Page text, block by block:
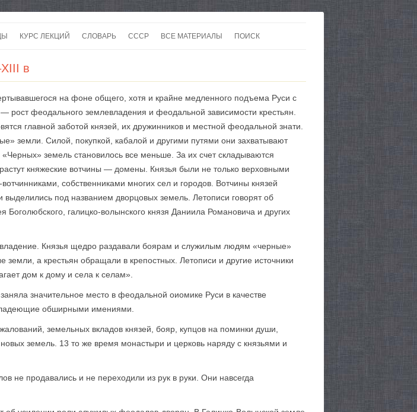
кКУРС ЛЕКЦИЙ СЛОВАРЬ СССР
ВОЙНЫ
ВСЕ МАТЕРИАЛЫ
КАРТЫ
ПОИСК
в
на фоне общего, хотя и крайне медленного подъема Руси с
феодального землевладения и феодальной зависимости крестьян.
главной заботой князей, их дружинников и местной феодальной знати.
земли. Силой, покупкой, кабалой и другими путями они захватывают
земель становилось все меньше. За их счет складываются
княжеские вотчины — домены. Князья были не только верховными
собственниками многих сел и городов. Вотчины князей
под названием дворцовых земель. Летописи говорят об
галицко-волынского князя Даниила Романовича и других
Князья щедро раздавали боярам и служилым людям «черные»
а крестьян обращали в крепостных. Летописи и другие источники
дом к дому и села к селам».
значительное место в феодальной оиомике Руси в качестве
обширными имениями.
земельных вкладов князей, бояр, купцов на поминки души,
земель. 13 то же время монастыри и церковь наряду с князьями и
не продавались и не переходили из рук в руки. Они навсегда